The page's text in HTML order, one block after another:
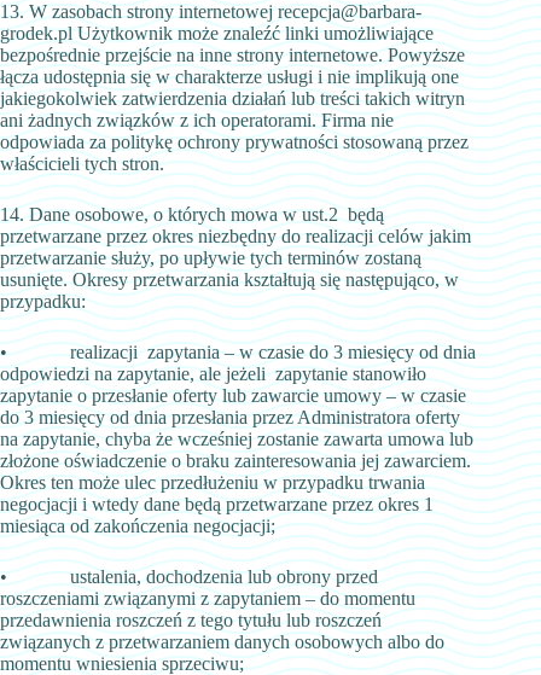
13. W zasobach strony internetowej recepcja@barbara-
grodek.pl Użytkownik może znaleźć linki umożliwiające
bezpośrednie przejście na inne strony internetowe. Powyższe
łącza udostępnia się w charakterze usługi i nie implikują one
jakiegokolwiek zatwierdzenia działań lub treści takich witryn
ani żadnych związków z ich operatorami. Firma nie
odpowiada za politykę ochrony prywatności stosowaną przez
właścicieli tych stron.
14. Dane osobowe, o których mowa w ust.2 będą
przetwarzane przez okres niezbędny do realizacji celów jakim
przetwarzanie służy, po upływie tych terminów zostaną
usunięte. Okresy przetwarzania kształtują się następująco, w
przypadku:
• realizacji zapytania – w czasie do 3 miesięcy od dnia
odpowiedzi na zapytanie, ale jeżeli zapytanie stanowiło
zapytanie o przesłanie oferty lub zawarcie umowy – w czasie
do 3 miesięcy od dnia przesłania przez Administratora oferty
na zapytanie, chyba że wcześniej zostanie zawarta umowa lub
złożone oświadczenie o braku zainteresowania jej zawarciem.
Okres ten może ulec przedłużeniu w przypadku trwania
negocjacji i wtedy dane będą przetwarzane przez okres 1
miesiąca od zakończenia negocjacji;
• ustalenia, dochodzenia lub obrony przed
roszczeniami związanymi z zapytaniem – do momentu
przedawnienia roszczeń z tego tytułu lub roszczeń
związanych z przetwarzaniem danych osobowych albo do
momentu wniesienia sprzeciwu;